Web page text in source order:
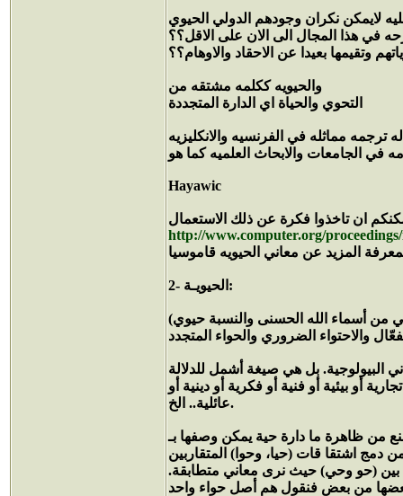
لايمكن نكران وجودهم الدولي الحيوي
في هذا المجال الى الان على الاقل؟؟
وتقيمها بعيدا عن الاحقاد والاوهام؟؟
والحيويه ككلمه مشتقه من
التحوي والحياة اي الدارة المتجددة
ترجمه مماثله في الفرنسيه والانكليزيه
في الجامعات والابحاث العلميه كما هو
Hayawic
ان تاخذوا فكرة عن ذلك الاستعمال
http://www.computer.org/
2- الحيويـة:
من أسماء الله الحسنى والنسبة حيوي)
البيولوجية. بل هي صيغة أشمل للدلالة
أو بيئية أو فنية أو فكرية أو دينية أو
عائلية.. الخ.
من ظاهرة ما دارة حية يمكن وصفها بـ
اشتقا قات (حيا، وحوا) المتقاربين
بين (حو وحي) حيث نرى معاني متطابقة.
بعضها من بعض فنقول هم أصل حواء واحد